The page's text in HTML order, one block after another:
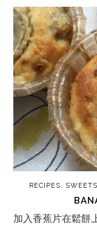
RECIPES,
加入香蕉片在鬆餅